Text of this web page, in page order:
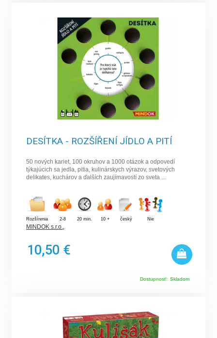
DESÍTKA - ROZŠÍŘENÍ JÍDLO A PITÍ
50 nových kariet, 100 okruhov a 1000 otázok a odpovedí
týkajúcich sa jedla, pitia, kulinárskych výrazov, svetových
delikates, kuchárov a ďalších zaujímavostí zo sveta ...
Rozšírenia 2-8 20 min. 10 + český Nie
MINDOK s.r.o.,
10,50 €
Dostupnosť: Skladom